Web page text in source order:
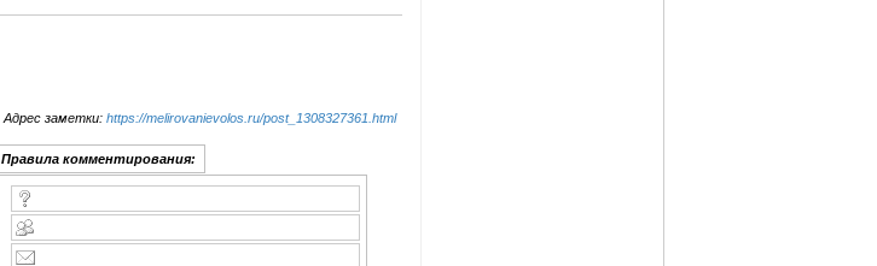
Адрес заметки: https://melirovanievolos.ru/post_1308327361.html
Правила комментирования: